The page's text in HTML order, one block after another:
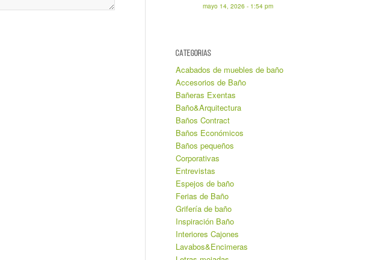
mayo 14, 2026 - 1:54 pm
CATEGORIAS
Acabados de muebles de baño
Accesorios de Baño
Bañeras Exentas
Baño&Arquitectura
Baños Contract
Baños Económicos
Baños pequeños
Corporativas
Entrevistas
Espejos de baño
Ferias de Baño
Grifería de baño
Inspiración Baño
Interiores Cajones
Lavabos&Encimeras